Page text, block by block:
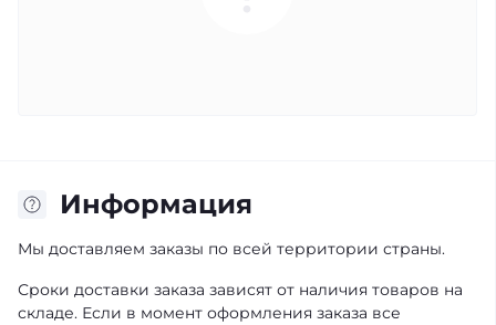
Информация
Мы доставляем заказы по всей территории страны.
Сроки доставки заказа зависят от наличия товаров на
складе. Если в момент оформления заказа все